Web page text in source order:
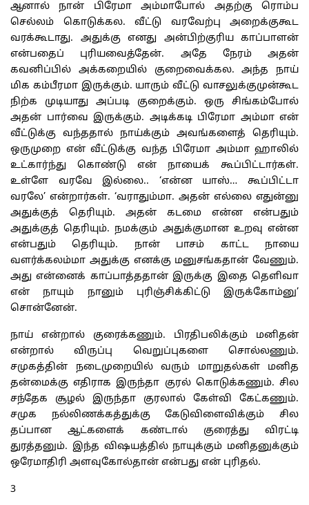
ஆனால் நான் பிரேமா அம்மாபோல் அதற்கு ரொம்ப
செல்லம் கொடுக்கல. வீட்டு வரவேற்பு அறைக்குகூட
வரக்கூடாது. அதுக்கு எனது அன்பிற்குரிய காப்பாளன்
என்பதைப் புரியவைத்தேன். அதே நேரம் அதன்
கவனிப்பில் அக்கறையில் குறைவைக்கல. அந்த நாய்
மிக கம்பீரமா இருக்கும். யாரும் வீட்டு வாசலுக்குமுன்கூட
நிற்க முடியாது அப்படி குறைக்கும். ஒரு சிங்கம்போல்
அதன் பார்வை இருக்கும். அடிக்கடி பிரேமா அம்மா என்
வீட்டுக்கு வந்ததால் நாய்க்கும் அவங்களைத் தெரியும்.
ஒருமுறை என் வீட்டுக்கு வந்த பிரேமா அம்மா ஹாலில்
உட்கார்ந்து கொண்டு என் நாயைக் கூப்பிட்டார்கள்.
உள்ளே வரவே இல்லை.. ‘என்ன யாஸ்… கூப்பிட்டா
வரலே’ என்றார்கள். ‘வராதும்மா. அதன் எல்லை எதுன்னு
அதுக்குத் தெரியும். அதன் கடமை என்ன என்பதும்
அதுக்குத் தெரியும். நமக்கும் அதுக்குமான உறவு என்ன
என்பதும் தெரியும். நான் பாசம் காட்ட நாயை
வளர்க்கலம்மா அதுக்கு எனக்கு மனுசங்கதான் வேணும்.
அது என்னைக் காப்பாத்ததான் இருக்கு இதை தெளிவா
என் நாயும் நானும் புரிஞ்சிக்கிட்டு இருக்கோம்னு’
சொன்னேன்.
நாய் என்றால் குரைக்கணும். பிரதிபலிக்கும் மனிதன்
என்றால் விருப்பு வெறுப்புகளை சொல்லணும்.
சமுகத்தின் நடைமுறையில் வரும் மாறுதல்கள் மனித
தன்மைக்கு எதிராக இருந்தா குரல் கொடுக்கணும். சில
சந்தேக சூழல் இருந்தா குரலால் கேள்வி கேட்கணும்.
சமுக நல்லிணக்கத்துக்கு கேடுவிளைவிக்கும் சில
தப்பான ஆட்களைக் கண்டால் குரைத்து விரட்டி
துரத்தனும். இந்த விஷயத்தில் நாயுக்கும் மனிதனுக்கும்
ஒரேமாதிரி அளவுகோல்தான் என்பது என் புரிதல்.
3